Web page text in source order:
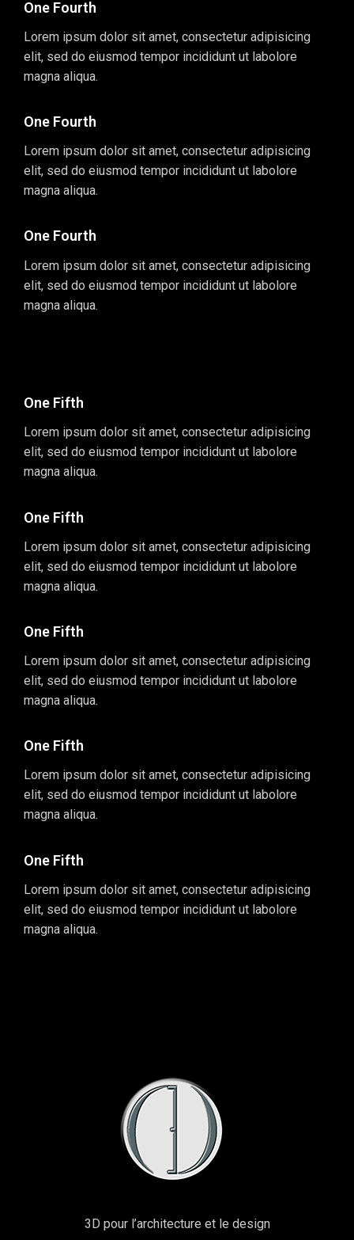
One Fourth
Lorem ipsum dolor sit amet, consectetur adipisicing
elit, sed do eiusmod tempor incididunt ut labolore
magna aliqua.
One Fourth
Lorem ipsum dolor sit amet, consectetur adipisicing
elit, sed do eiusmod tempor incididunt ut labolore
magna aliqua.
One Fourth
Lorem ipsum dolor sit amet, consectetur adipisicing
elit, sed do eiusmod tempor incididunt ut labolore
magna aliqua.
One Fifth
Lorem ipsum dolor sit amet, consectetur adipisicing
elit, sed do eiusmod tempor incididunt ut labolore
magna aliqua.
One Fifth
Lorem ipsum dolor sit amet, consectetur adipisicing
elit, sed do eiusmod tempor incididunt ut labolore
magna aliqua.
One Fifth
Lorem ipsum dolor sit amet, consectetur adipisicing
elit, sed do eiusmod tempor incididunt ut labolore
magna aliqua.
One Fifth
Lorem ipsum dolor sit amet, consectetur adipisicing
elit, sed do eiusmod tempor incididunt ut labolore
magna aliqua.
One Fifth
Lorem ipsum dolor sit amet, consectetur adipisicing
elit, sed do eiusmod tempor incididunt ut labolore
magna aliqua.
3D pour l’architecture et le design